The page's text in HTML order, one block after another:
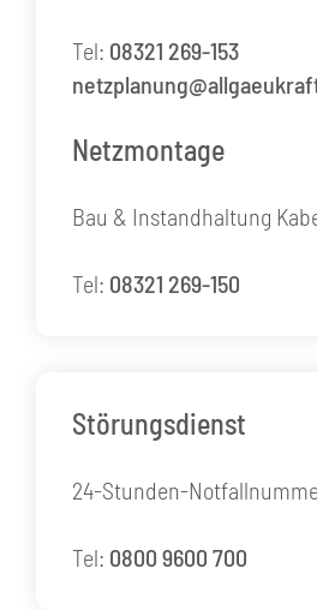
Tel: 08321 269-153
Netzmontage
Bau & Instandhaltung
Tel: 08321 269-150
Störungsdienst
24-Stunden-
Tel: 0800 9600 700